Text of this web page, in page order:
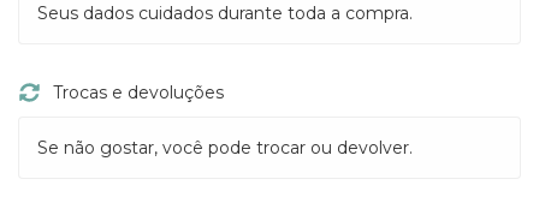
Seus dados cuidados durante toda a compra.
Trocas e devoluções
Se não gostar, você pode trocar ou devolver.